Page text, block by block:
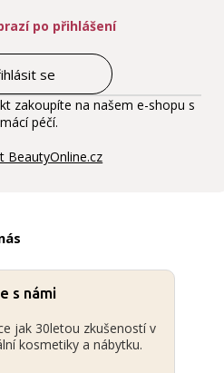
po přihlášení
se
zakoupíte na našem e-shopu s
péčí.
BeautyOnline.cz
s námi
jak 30letou zkušeností v
kosmetiky a nábytku.